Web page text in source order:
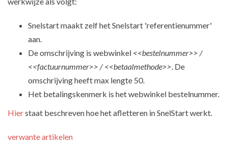
Snelstart maakt zelf het Snelstart 'referentienummer'
aan.
De omschrijving is webwinkel <<bestelnummer>> /
<<factuurnummer>> / <<betaalmethode>>. De
omschrijving heeft max lengte 50.
Het betalingskenmerk is het webwinkel bestelnummer.
Hierstaat beschreven hoe het afletteren in SnelStart werkt.
verwante artikelen